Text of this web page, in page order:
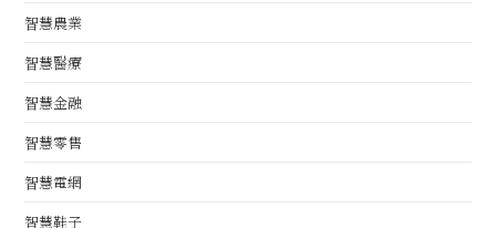
智慧農業
智慧醫療
智慧金融
智慧零售
智慧電網
智慧鞋子